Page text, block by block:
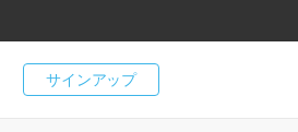
サインアップ